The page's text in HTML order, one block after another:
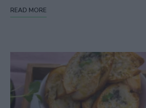
READ MORE